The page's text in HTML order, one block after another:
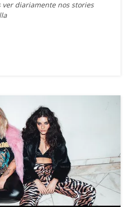
ver diariamente nos stories